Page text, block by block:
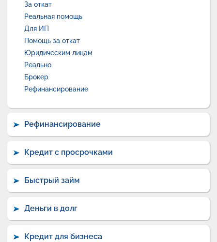
За откат
Реальная помощь
Для ИП
Помощь за откат
Юридическим лицам
Реально
Брокер
Рефинансирование
Рефинансирование
Кредит с просрочками
Быстрый займ
Деньги в долг
Кредит для бизнеса